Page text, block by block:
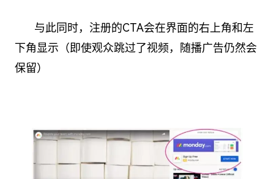
与此同时，注册的CTA会在界面的右上角和左
下角显示（即使观众跳过了视频，随播广告仍然会
保留）